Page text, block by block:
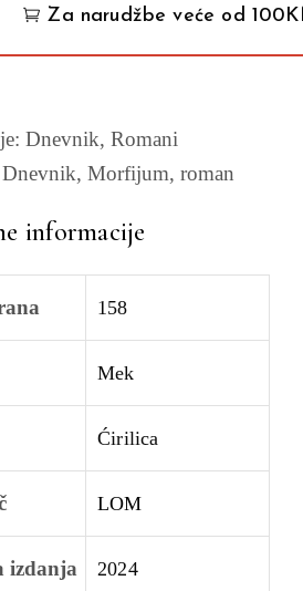
Za narudžbe veće od
Dnevnik, Romani
Dnevnik, Morfijum, roman
informacije
158
Mek
Ćirilica
LOM
izdanja 2024